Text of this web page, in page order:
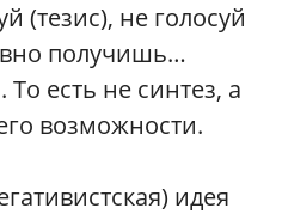
(тезис), не голосуй
получишь…
То есть не синтез, а
возможности.
идея